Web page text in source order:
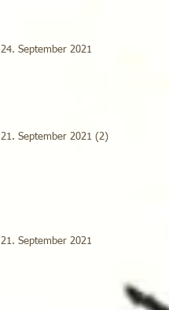
24. September 2021
21. September 2021 (2)
21. September 2021